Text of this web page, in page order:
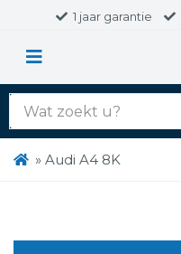
1 jaar garantie
Zoek
naar:
» Audi A4 8K